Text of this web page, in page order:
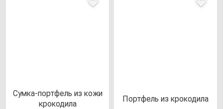
Сум­ка-пор­тфель из ко­жи
кро­ко­ди­ла
Пор­тфель из кро­ко­ди­ла